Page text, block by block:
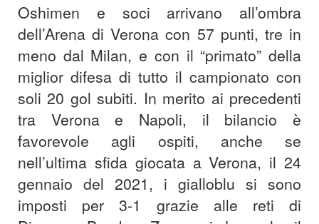
Oshimen e soci arrivano all’ombra
dell’Arena di Verona con 57 punti, tre in
meno dal Milan, e con il “primato” della
miglior difesa di tutto il campionato con
soli 20 gol subiti. In merito ai precedenti
tra Verona e Napoli, il bilancio è
favorevole agli ospiti, anche se
nell’ultima sfida giocata a Verona, il 24
gennaio del 2021, i gialloblu si sono
imposti per 3-1 grazie alle reti di